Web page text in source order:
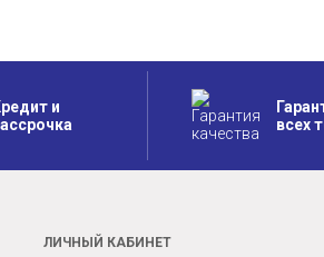
и
всех
ЛИЧНЫЙ КАБИНЕТ